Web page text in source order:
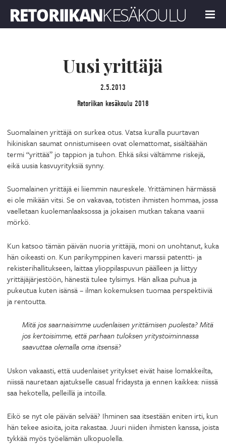
MENU
Uusi yrittäjä
2.5.2013
Retoriikan kesäkoulu 2018
Suomalainen yrittäjä on surkea otus. Vatsa kuralla puurtavan
hikiniskan saumat onnistumiseen ovat olemattomat, sisältäähän
termi “yrittää” jo tappion ja tuhon. Ehkä siksi vältämme riskejä,
eikä uusia kasvuyrityksiä synny.
Suomalainen yrittäjä ei liiemmin naureskele. Yrittäminen härmässä
ei ole mikään vitsi. Se on vakavaa, totisten ihmisten hommaa, jossa
vaelletaan kuolemanlaaksossa ja jokaisen mutkan takana vaanii
mörkö.
Kun katsoo tämän päivän nuoria yrittäjiä, moni on unohtanut, kuka
hän oikeasti on. Kun parikymppinen kaveri marssii patentti- ja
rekisterihallitukseen, laittaa ylioppilaspuvun päälleen ja liittyy
yrittäjäjärjestöön, hänestä tulee tylsimys. Hän alkaa puhua ja
pukeutua kuten isänsä – ilman kokemuksen tuomaa perspektiiviä
ja rentoutta.
Mitä jos saarnaisimme uudenlaisen yrittämisen puolesta? Mitä
jos kertoisimme, että parhaan tuloksen yritystoiminnassa
saavuttaa olemalla oma itsensä?
Uskon vakaasti, että uudenlaiset yritykset eivät haise lomakkeilta,
niissä nauretaan ajatukselle casual fridaysta ja ennen kaikkea: niissä
saa hekotella, pelleillä ja intoilla.
Eikö se nyt ole päivän selvää? Ihminen saa itsestään eniten irti, kun
hän tekee asioita, joita rakastaa. Juuri niiden ihmisten kanssa, joista
tykkää myös työelämän ulkopuolella.